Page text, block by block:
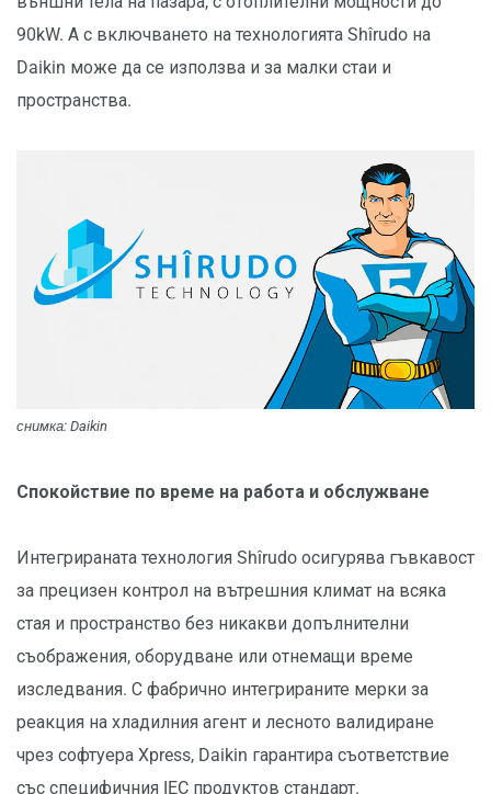
90kW. А с включването на технологията Shîrudo на
Daikin може да се използва и за малки стаи и
пространства.
снимка: Daikin
Спокойствие по време на работа и обслужване
Интегрираната технология Shîrudo осигурява гъвкавост
за прецизен контрол на вътрешния климат на всяка
стая и пространство без никакви допълнителни
съображения, оборудване или отнемащи време
изследвания. С фабрично интегрираните мерки за
реакция на хладилния агент и лесното валидиране
чрез софтуера Xpress, Daikin гарантира съответствие
със специфичния IEC продуктов стандарт.